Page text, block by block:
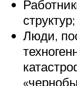
структур;
Люди,